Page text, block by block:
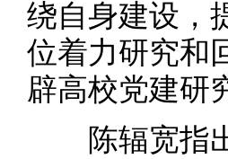
绕自身建设，
位着力研究和
辟高校党建研
陈辐宽指出